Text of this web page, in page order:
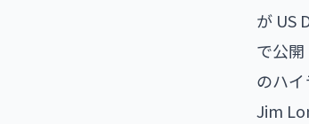
が US
で公
のハイ
Jim